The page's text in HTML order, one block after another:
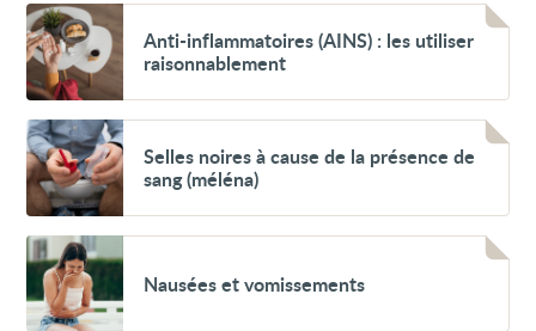
Voir
Anti-
inflammatoires
(AINS) :
les
raisonnablement
Anti-inflammatoires (AINS) : les utiliser
raisonnablement
Voir
Selles
noires
à
cause
la
présence
de
sang
(méléna)
Selles noires à cause de la présence de
sang (méléna)
Voir
Nausées
vomissements
Nausées et vomissements